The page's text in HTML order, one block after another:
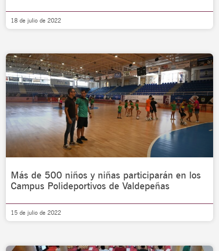
18 de julio de 2022
Más de 500 niños y niñas participarán en los
Campus Polideportivos de Valdepeñas
15 de julio de 2022